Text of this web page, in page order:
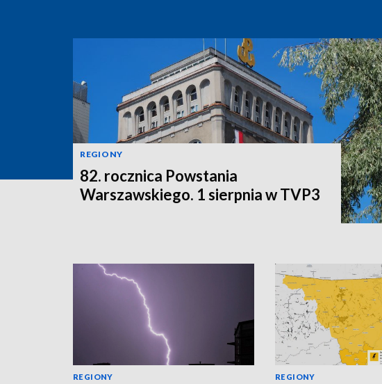
REGIONY
82. rocznica Powstania
Warszawskiego. 1 sierpnia w TVP3
REGIONY REGIONY